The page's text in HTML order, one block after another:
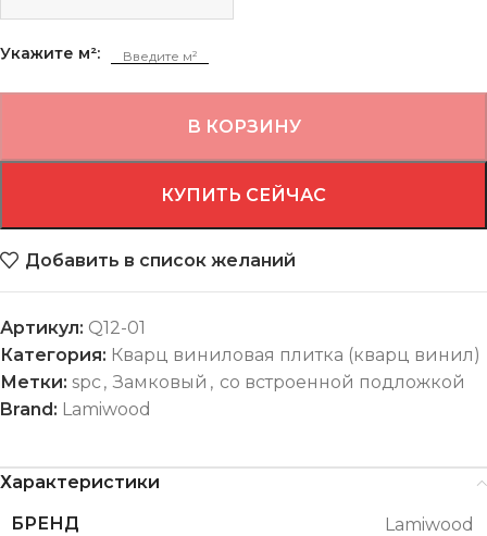
Укажите м²:
В КОРЗИНУ
КУПИТЬ СЕЙЧАС
Добавить в список желаний
Артикул: Q12-01
Категория: Кварц виниловая плитка (кварц винил)
Метки: spc, Замковый , со встроенной подложкой
Brand: Lamiwood
Характеристики
БРЕНД
Lamiwood